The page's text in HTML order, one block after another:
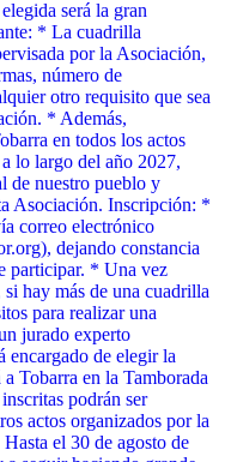
será la gran
* La cuadrilla
por la Asociación,
número de
otro requisito que sea
* Además,
en todos los actos
lo largo del año 2027,
de nuestro pueblo y
Asociación. Inscripción: *
correo electrónico
dejando constancia
participar. * Una vez
hay más de una cuadrilla
para realizar una
jurado experto
encargado de elegir la
Tobarra en la Tamborada
podrán ser
actos organizados por la
el 30 de agosto de